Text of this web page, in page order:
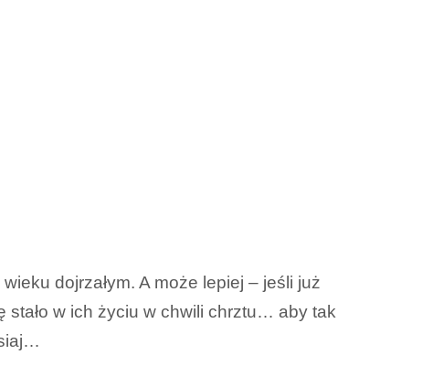
dojrzałym. A może lepiej – jeśli już
w ich życiu w chwili chrztu… aby tak